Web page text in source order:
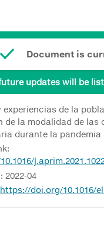
Document is
updates will be
experiencias de la
de la modalidad de las
durante la pandemia
2022-04
https://doi.org/10.1016/